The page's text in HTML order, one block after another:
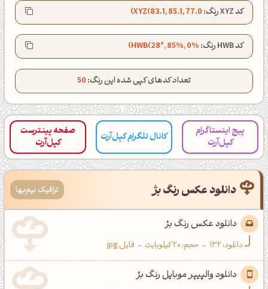
کد XYZ رنگ: XYZ(83.1, 85.1, 77.0)
کد HWB رنگ: HWB(28°, 85%, 0%)
تعداد کدهای کپی شده این رنگ:50
پیج اینستاگرام
کپل‌آرت
کانال تلگرام کپل‌آرت
صفحه پینترست
کپل‌آرت
دانلود عکس رنگ بژ ترافیک نیم‌بها
دانلود عکس رنگ بژ
دانلود:132
- حجم: 20 کیلوبایت - فایل jpg
دانلود والپیپر موبایل رنگ بژ
کانال تلگرام
اینستاگرام
کانال ایــتا
کانال بلـــه
اَپ اندروید اَپ ویندوز